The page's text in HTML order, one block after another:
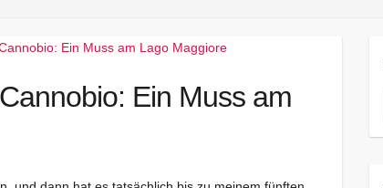
Ein Muss am